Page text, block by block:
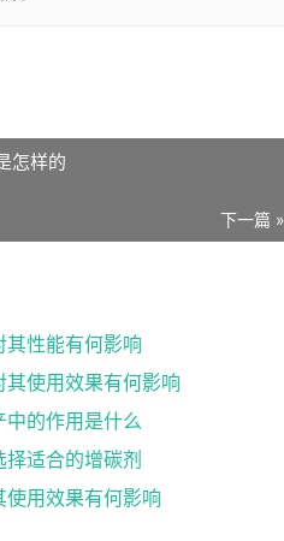
怎样的
下一篇 »
性能有何影响
使用效果有何影响
的作用是什么
适合的增碳剂
用效果有何影响